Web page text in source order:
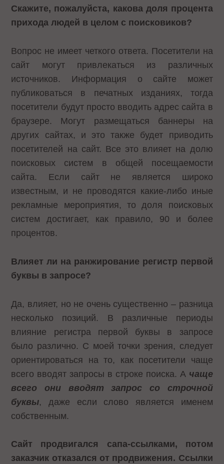
Скажите, пожалуйста, какова доля процента
прихода людей в целом с поисковиков?
Вопрос не имеет четкого ответа. Посетители на
сайт могут привлекаться из различных
источников. Информация о сайте может
публиковаться в печатных изданиях, тогда
посетители будут просто вводить адрес сайта в
браузере. Могут размещаться баннеры на
других сайтах, и это также будет приводить
посетителей на сайт. Все это влияет на долю
поисковых систем в общей посещаемости
сайта. Если сайт не является широко
известным, и не проводятся какие-либо иные
рекламные мероприятия, то доля поисковых
систем достигает, как правило, 90 и более
процентов.
Влияет ли на ранжирование регистр первой
буквы в запросе?
Да, влияет, но не очень существенно – разница
несколько позиций. В различные периоды
влияние регистра первой буквы в запросе
было различно. С моей точки зрения, следует
ориентироваться на то, как посетители чаще
всего вводят запросы в строке поиска. А чаще
всего они вводят запрос со строчной
буквы, даже если слово является именем
собственным.
Сайт продвигался сапа-ссылками, потом
заказчик отказался от продвижения. Ссылки